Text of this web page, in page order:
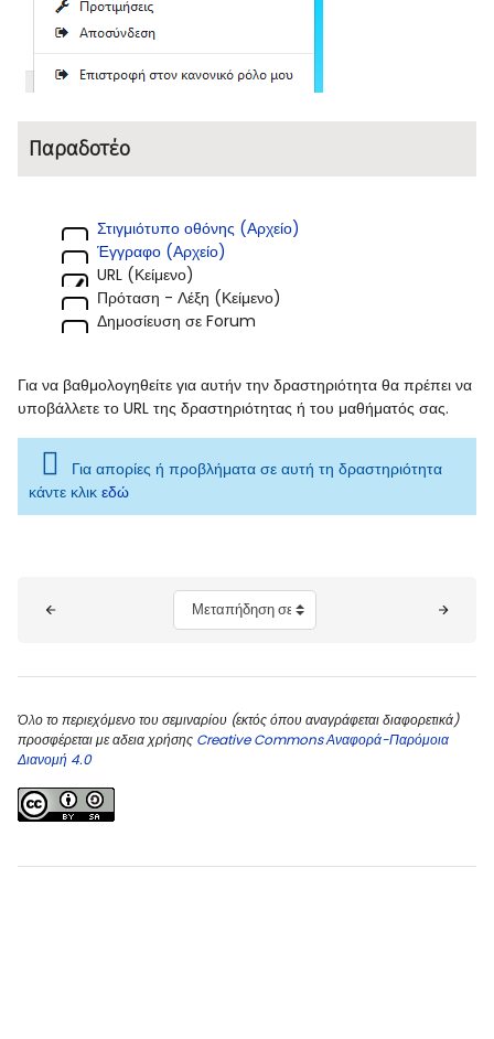
Παραδοτέο
Στιγμιότυπο οθόνης (Αρχείο)
Έγγραφο (Αρχείο)
URL (Κείμενο)
Πρόταση - Λέξη (Κείμενο)
Δημοσίευση σε Forum
Για να βαθμολογηθείτε για αυτήν την δραστηριότητα θα πρέπει να
υποβάλλετε το URL της δραστηριότητας ή του μαθήματός σας.
Για απορίες ή προβλήματα σε αυτή τη δραστηριότητα
κάντε κλικ εδώ
Μεταπήδηση σε...
Όλο το περιεχόμενο του σεμιναρίου (εκτός όπου αναγράφεται διαφορετικά)
προσφέρεται με αδεια χρήσης Creative Commons Αναφορά-Παρόμοια
Διανομή 4.0